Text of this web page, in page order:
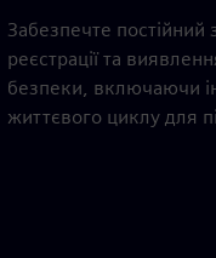
Забезпечте постійний
реєстрації та
безпеки, включаючи
життєвого циклу для